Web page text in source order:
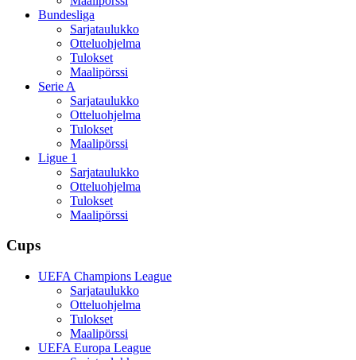
Bundesliga
Sarjataulukko
Otteluohjelma
Tulokset
Maalipörssi
Serie A
Sarjataulukko
Otteluohjelma
Tulokset
Maalipörssi
Ligue 1
Sarjataulukko
Otteluohjelma
Tulokset
Maalipörssi
Cups
UEFA Champions League
Sarjataulukko
Otteluohjelma
Tulokset
Maalipörssi
UEFA Europa League